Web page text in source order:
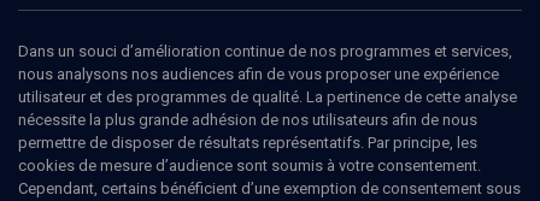
Voir le site de l’organisateur
Ajouter Partager J’aime
Dans un souci d’amélioration continue de nos programmes et services,
nous analysons nos audiences afin de vous proposer une expérience
utilisateur et des programmes de qualité. La pertinence de cette analyse
nécessite la plus grande adhésion de nos utilisateurs afin de nous
permettre de disposer de résultats représentatifs. Par principe, les
cookies de mesure d’audience sont soumis à votre consentement.
Cependant, certains bénéficient d’une exemption de consentement sous